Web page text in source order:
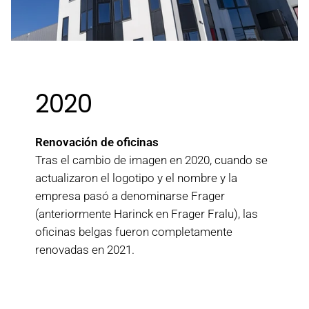
2020
Renovación de oficinas
Tras el cambio de imagen en 2020, cuando se
actualizaron el logotipo y el nombre y la
empresa pasó a denominarse Frager
(anteriormente Harinck en Frager Fralu), las
oficinas belgas fueron completamente
renovadas en 2021.